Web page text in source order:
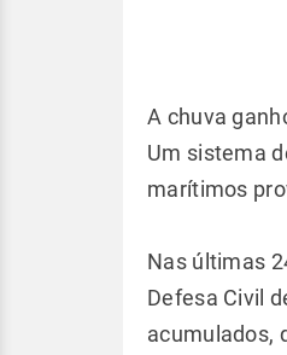
A chuva
Um sistema
marítimos
Nas últimas
Defesa Civil
acumulados,